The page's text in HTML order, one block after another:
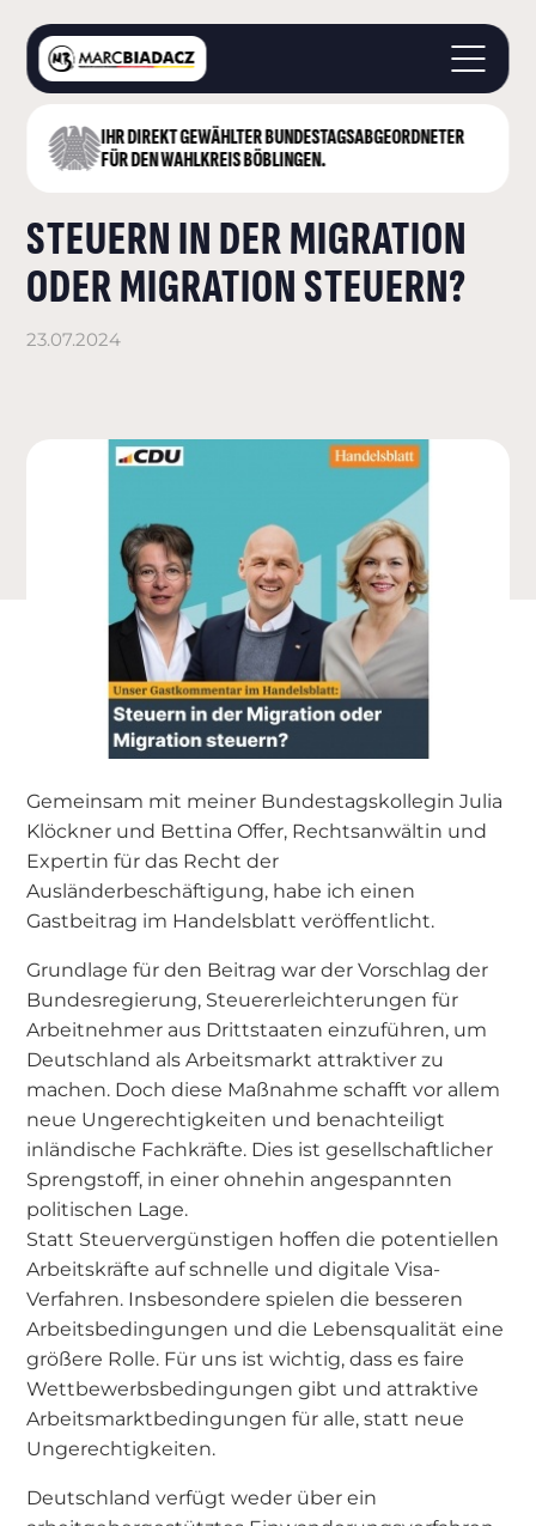
IHR DIREKT GEWÄHLTER BUNDESTAGS­ABGEORDNETER
FÜR DEN WAHLKREIS BÖBLINGEN.
STARTSEITE
LANDKREIS BÖBLINGEN
DEUTSCHER BUNDESTAG
AKTUELLES
STEUERN IN DER MIGRATION
ODER MIGRATION STEUERN?
23.07.2024
Gemeinsam mit meiner Bundestagskollegin Julia
Klöckner und Bettina Offer, Rechtsanwältin und
Expertin für das Recht der
Ausländerbeschäftigung, habe ich einen
Gastbeitrag im Handelsblatt veröffentlicht.
Grundlage für den Beitrag war der Vorschlag der
Bundesregierung, Steuererleichterungen für
Arbeitnehmer aus Drittstaaten einzuführen, um
Deutschland als Arbeitsmarkt attraktiver zu
machen. Doch diese Maßnahme schafft vor allem
neue Ungerechtigkeiten und benachteiligt
inländische Fachkräfte. Dies ist gesellschaftlicher
Sprengstoff, in einer ohnehin angespannten
politischen Lage.
Statt Steuervergünstigen hoffen die potentiellen
Arbeitskräfte auf schnelle und digitale Visa-
Verfahren. Insbesondere spielen die besseren
Arbeitsbedingungen und die Lebensqualität eine
größere Rolle. Für uns ist wichtig, dass es faire
Wettbewerbsbedingungen gibt und attraktive
Arbeitsmarktbedingungen für alle, statt neue
Ungerechtigkeiten.
Deutschland verfügt weder über ein